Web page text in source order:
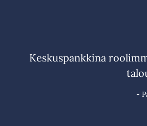
Keskuspankkina
-